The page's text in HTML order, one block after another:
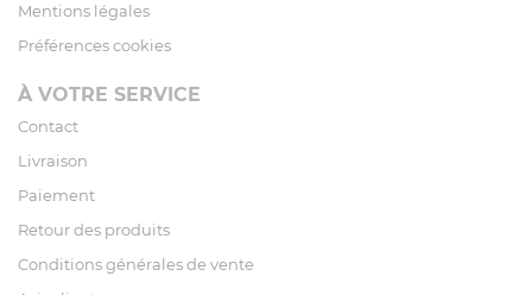
Mentions légales
Préférences cookies
À VOTRE SERVICE
Contact
Livraison
Paiement
Retour des produits
Conditions générales de vente